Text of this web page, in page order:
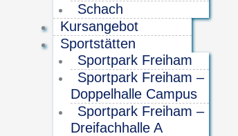
Schach
Kursangebot
Sportstätten
Sportpark Freiham
Sportpark Freiham –
Doppelhalle Campus
Sportpark Freiham –
Dreifachhalle A